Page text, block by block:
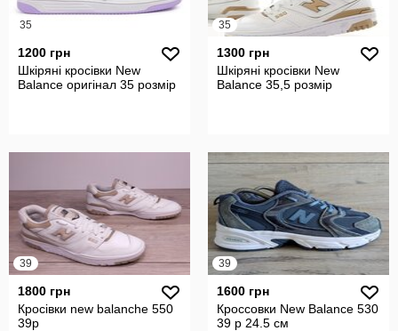
35
1200 грн
Шкіряні кросівки New
Balance оригінал 35 розмір
35
1300 грн
Шкіряні кросівки New
Balance 35,5 розмір
39
1800 грн
Кросівки new balanche 550
39р
39
1600 грн
Кроссовки New Balance 530
39 р 24.5 см